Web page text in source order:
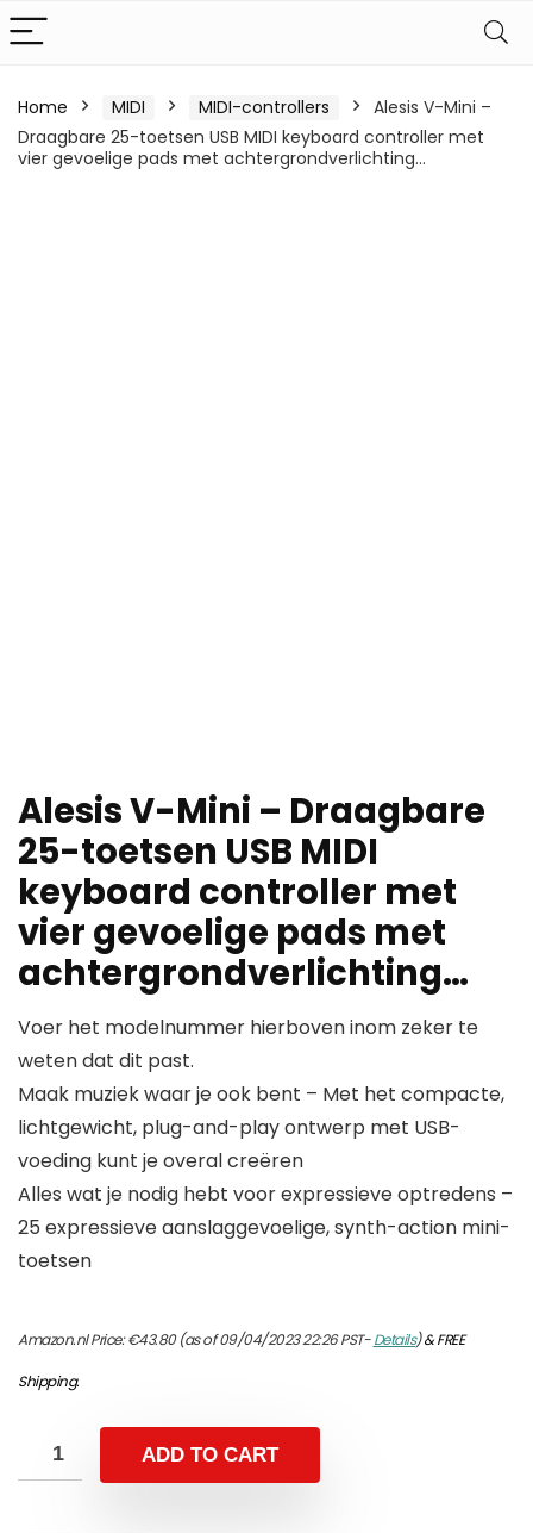
Home MIDI MIDI-controllers
Alesis V-Mini –
Draagbare 25-toetsen USB MIDI keyboard controller met
vier gevoelige pads met achtergrondverlichting…
Alesis V-Mini – Draagbare
25-toetsen USB MIDI
keyboard controller met
vier gevoelige pads met
achtergrondverlichting…
Voer het modelnummer hierboven inom zeker te
weten dat dit past.
Maak muziek waar je ook bent – Met het compacte,
lichtgewicht, plug-and-play ontwerp met USB-
voeding kunt je overal creëren
Alles wat je nodig hebt voor expressieve optredens –
25 expressieve aanslaggevoelige, synth-action mini-
toetsen
Amazon.nl Price:€43.80(as of 09/04/2023 22:26 PST-Details)&FREE
Shipping.
ADD TO CART